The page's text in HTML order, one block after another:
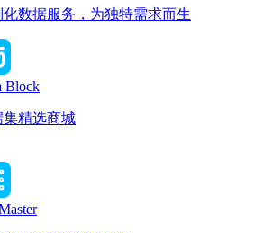
化数据服务，为独特需求而生
Block
集精选商城